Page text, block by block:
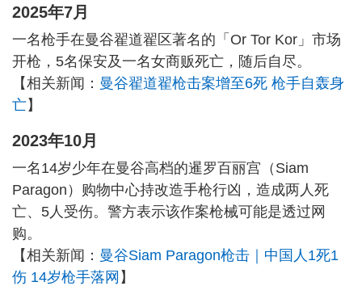
2025年7月
一名枪手在曼谷翟道翟区著名的「Or Tor Kor」市场
开枪，5名保安及一名女商贩死亡，随后自尽。
【相关新闻： 曼谷翟道翟枪击案增至6死 枪手自轰身
亡】
2023年10月
一名14岁少年在曼谷高档的暹罗百丽宫（Siam
Paragon）购物中心持改造手枪行凶，造成两人死
亡、5人受伤。警方表示该作案枪械可能是透过网
购。
【相关新闻： 曼谷Siam Paragon枪击｜中国人1死1
伤 14岁枪手落网 】